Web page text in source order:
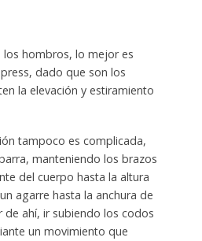
los hombros, lo mejor es
dado que son los
la elevación y estiramiento
tampoco es complicada,
manteniendo los brazos
del cuerpo hasta la altura
agarre hasta la anchura de
ahí, ir subiendo los codos
un movimiento que